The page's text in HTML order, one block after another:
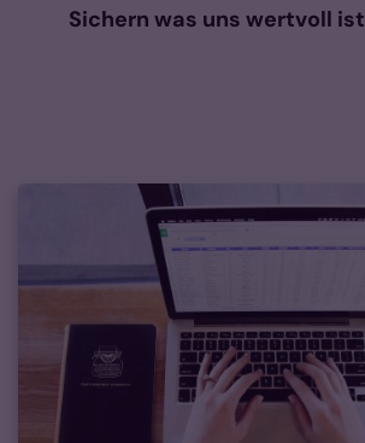
Sichern was uns wertvoll ist